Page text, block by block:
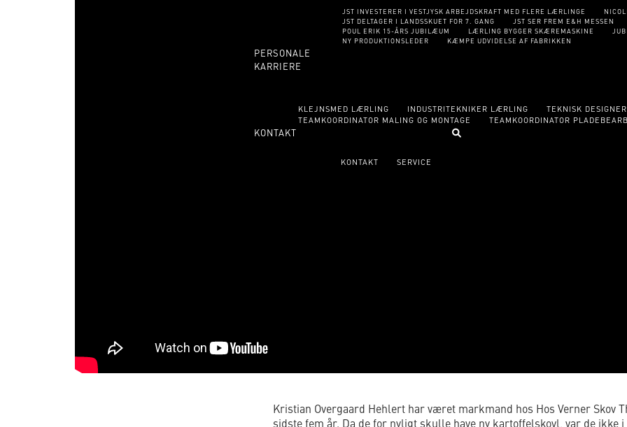
JST INVESTERER I VESTJYSK ARBEJDSKRAFT MED FLERE LÆRLINGE
JST DELTAGER I LANDSSKUET FOR 7. GANG
JST SER FREM E&H MESSEN
POUL ERIK 15-ÅRS JUBILÆUM
LÆRLING BYGGER SKÆREMASKINE
NY PRODUKTIONSLEDER
KÆMPE UDVIDELSE AF FABRIKKEN
PERSONALE
KARRIERE
KLEJNSMED LÆRLING INDUSTRITEKNIKER LÆRLING
TEKNISK DESIGNER
TEAMKOORDINATOR MALING OG MONTAGE
TEAMKOORDINATOR
KONTAKT
KONTAKT SERVICE
Kristian Overgaard Hehlert har været markmand hos Hos Verner Skov
sidste fem år. Da de for nyligt skulle have ny kartoffelskovl, var de ikke